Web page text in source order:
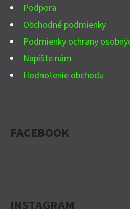
Podpora
Obchodné podmienky
Podmienky ochrany
Napíšte nám
Hodnotenie obchodu
FACEBOOK